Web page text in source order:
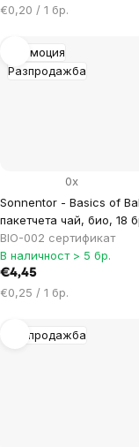
Цена
мярка:
€0,20 / 1 бр.
Промоция
Разпродажба
Sonnentor - Basics of
пакетчета чай, био, 18
BIO-002 сертификат
0x
В наличност > 5 бр.
€4,45
Цена
мярка:
€0,25 / 1 бр.
Разпродажба